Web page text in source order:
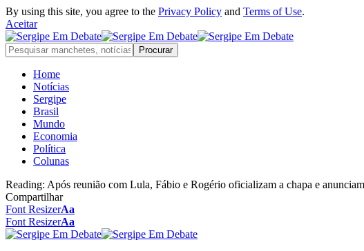
By using this site, you agree to the Privacy Policy and Terms of Use.
Aceitar
Home
Notícias
Sergipe
Brasil
Mundo
Economia
Política
Colunas
Reading: Após reunião com Lula, Fábio e Rogério oficializam a chapa e
Compartilhar
Font ResizerAa
Font ResizerAa